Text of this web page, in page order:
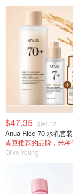
$47.35 $96.12
Olive Young